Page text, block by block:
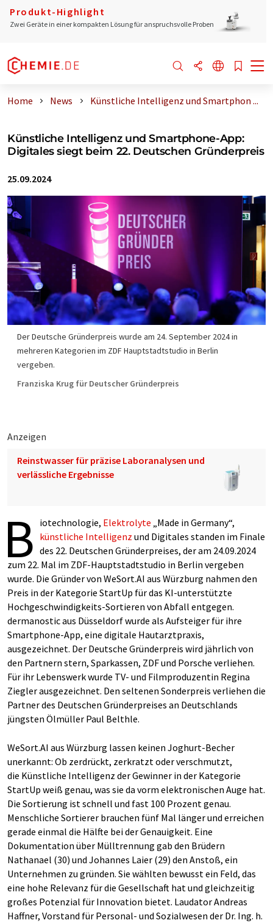
Produkt-Highlight
Zwei Geräte in einer kompakten Lösung für anspruchsvolle Proben
Home News Künstliche Intelligenz und Smartphon ...
Künstliche Intelligenz und Smartphone-App:
Digitales siegt beim 22. Deutschen Gründerpreis
25.09.2024
Der Deutsche Gründerpreis wurde am 24. September 2024 in
mehreren Kategorien im ZDF Hauptstadtstudio in Berlin
vergeben.
Franziska Krug für Deutscher Gründerpreis
Anzeigen
Reinstwasser für präzise Laboranalysen und
verlässliche Ergebnisse
B iotechnologie, Elektrolyte „Made in Germany“,
künstliche Intelligenz und Digitales standen im Finale
des 22. Deutschen Gründerpreises, der am 24.09.2024
zum 22. Mal im ZDF-Hauptstadtstudio in Berlin vergeben
wurde. Die Gründer von WeSort.AI aus Würzburg nahmen den
Preis in der Kategorie StartUp für das KI-unterstützte
Hochgeschwindigkeits-Sortieren von Abfall entgegen.
dermanostic aus Düsseldorf wurde als Aufsteiger für ihre
Smartphone-App, eine digitale Hautarztpraxis,
ausgezeichnet. Der Deutsche Gründerpreis wird jährlich von
den Partnern stern, Sparkassen, ZDF und Porsche verliehen.
Für ihr Lebenswerk wurde TV- und Filmproduzentin Regina
Ziegler ausgezeichnet. Den seltenen Sonderpreis verliehen die
Partner des Deutschen Gründerpreises an Deutschlands
jüngsten Ölmüller Paul Belthle.
WeSort.AI aus Würzburg lassen keinen Joghurt-Becher
unerkannt: Ob zerdrückt, zerkratzt oder verschmutzt,
die Künstliche Intelligenz der Gewinner in der Kategorie
StartUp weiß genau, was sie da vorm elektronischen Auge hat.
Die Sortierung ist schnell und fast 100 Prozent genau.
Menschliche Sortierer brauchen fünf Mal länger und erreichen
gerade einmal die Hälfte bei der Genauigkeit. Eine
Dokumentation über Mülltrennung gab den Brüdern
Nathanael (30) und Johannes Laier (29) den Anstoß, ein
Unternehmen zu gründen. Sie wählten bewusst ein Feld, das
eine hohe Relevanz für die Gesellschaft hat und gleichzeitig
großes Potenzial für Innovation bietet. Laudator Andreas
Haffner, Vorstand für Personal- und Sozialwesen der Dr. Ing. h.